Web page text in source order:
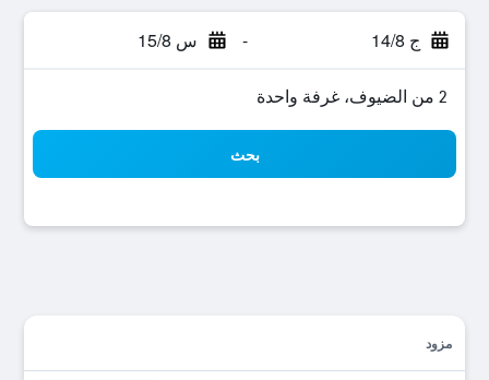
ج 14/8 - س 15/8
2 من الضيوف، غرفة واحدة
بحث
مزود